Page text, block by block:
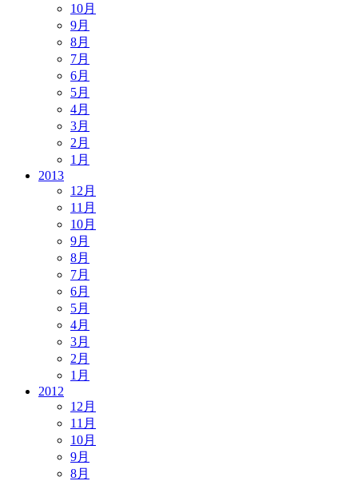
10月
9月
8月
7月
6月
5月
4月
3月
2月
1月
2013
12月
11月
10月
9月
8月
7月
6月
5月
4月
3月
2月
1月
2012
12月
11月
10月
9月
8月